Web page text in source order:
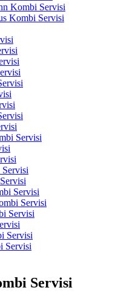
Kombi Servisi
Kombi Servisi
Servisi
Servisi
Servisi
Servisi
Servisi
Servisi
Servisi